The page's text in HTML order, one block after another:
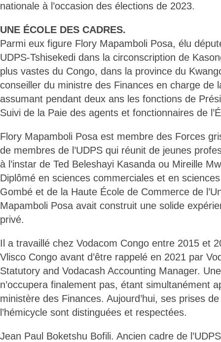
nationale à l’occasion des élections de 2023.
UNE ÉCOLE DES CADRES.
Parmi eux figure Flory Mapamboli Posa, élu
UDPS-Tshisekedi dans la circonscription de
plus vastes du Congo, dans la province du
conseiller du ministre des Finances en charge de
assumant pendant deux ans les fonctions de
Suivi de la Paie des agents et fonctionnaires de
Flory Mapamboli Posa est membre des Forces
de membres de l’UDPS qui réunit de jeunes
à l’instar de Ted Beleshayi Kasanda ou Mireille
Diplômé en sciences commerciales et en
Gombé et de la Haute École de Commerce de
Mapamboli Posa avait construit une solide
privé.
Il a travaillé chez Vodacom Congo entre 2015 et
Vlisco Congo avant d’être rappelé en 2021 par
Statutory and Vodacash Accounting Manager.
n’occupera finalement pas, étant simultanément
ministère des Finances. Aujourd’hui, ses prises
l’hémicycle sont distinguées et respectées.
Jean Paul Boketshu Bofili. Ancien cadre de